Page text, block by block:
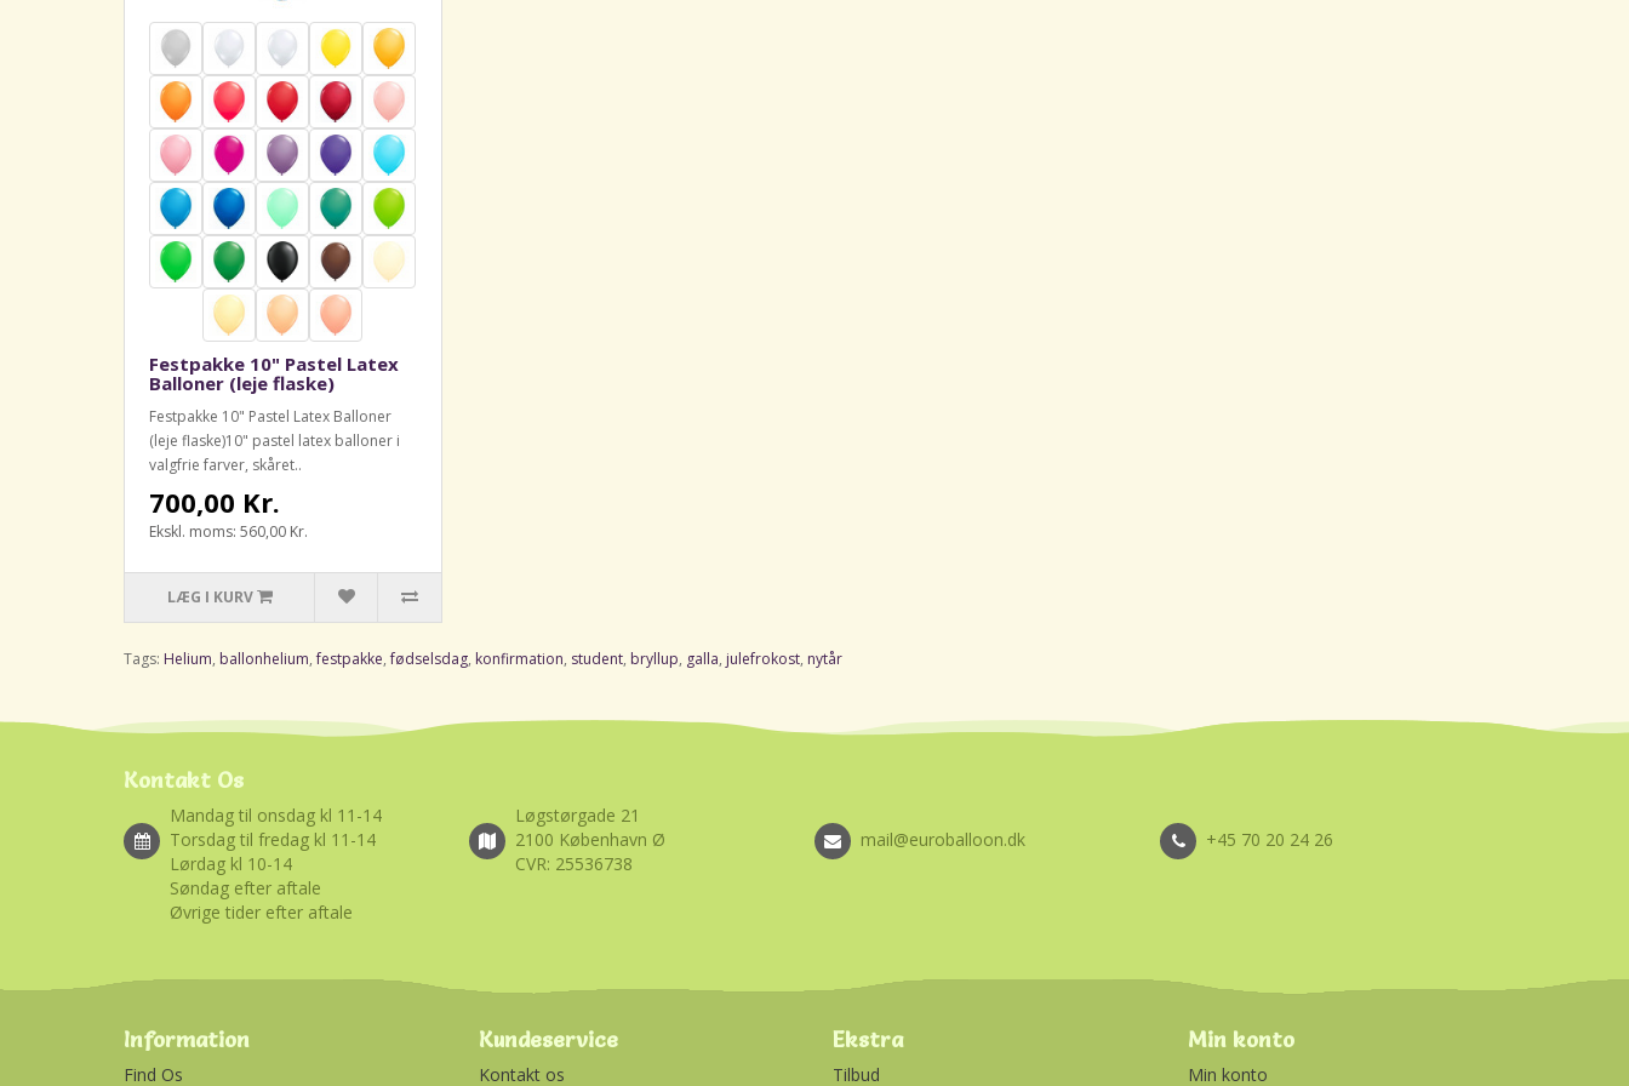
Festpakke 10" Pastel Latex
Balloner (leje flaske)
Festpakke 10" Pastel Latex Balloner
(leje flaske)10" pastel latex balloner i
valgfrie farver, skåret..
700,00 Kr.
Ekskl. moms: 560,00 Kr.
LÆG I KURV
Tags: Helium, ballonhelium,festpakke,fødselsdag, konfirmation, student, bryllup, galla, julefrokost, nytår
Kontakt Os
Mandag til onsdag kl 11-14
Torsdag til fredag kl 11-14
Lørdag kl 10-14
Søndag efter aftale
Øvrige tider efter aftale
Løgstørgade 21
2100 København Ø
CVR: 25536738
mail@euroballoon.dk +45 70 20 24 26
Information
Find Os
Kundeservice
Kontakt os
Ekstra
Tilbud
Min konto
Min konto